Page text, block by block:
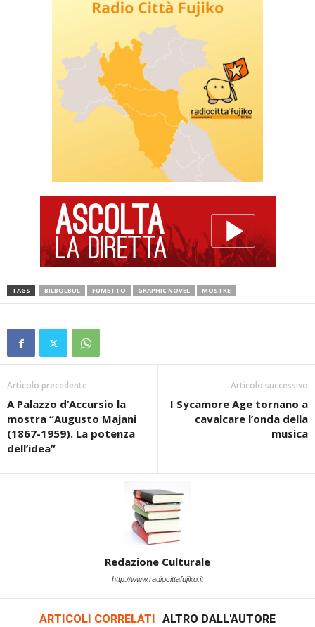
TAGS BILBOLBUL FUMETTO GRAPHIC NOVEL MOSTRE
Articolo precedente
A Palazzo d’Accursio la
mostra “Augusto Majani
(1867-1959). La potenza
dell’idea”
Articolo successivo
I Sycamore Age tornano a
cavalcare l’onda della
musica
Redazione Culturale
http://www.radiocittafujiko.it
ARTICOLI CORRELATI ALTRO DALL'AUTORE